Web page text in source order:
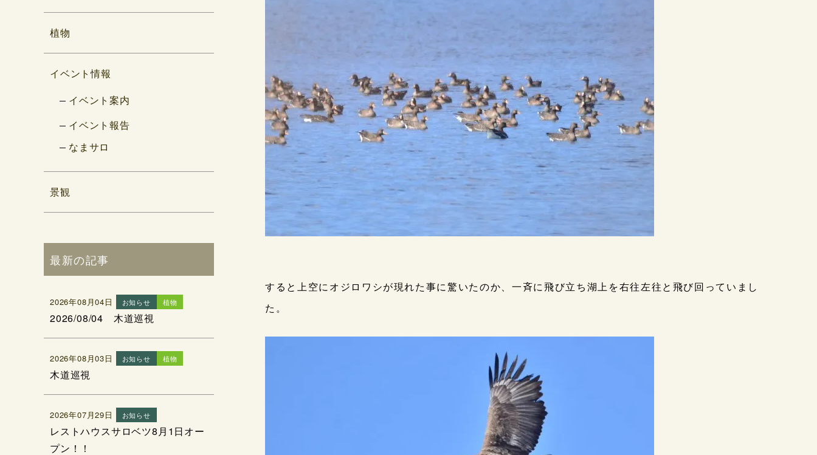
すると上空にオジロワシが現れた事に驚いたのか、一斉に飛び立ち湖上を右往左往と飛び回っていまし
た。
植物
イベント情報
イベント案内
イベント報告
なまサロ
景観
最新の記事
2026年08月04日 お知らせ 植物
2026/08/04 木道巡視
2026年08月03日 お知らせ 植物
木道巡視
2026年07月29日 お知らせ
レストハウスサロベツ8月1日オー
プン！！